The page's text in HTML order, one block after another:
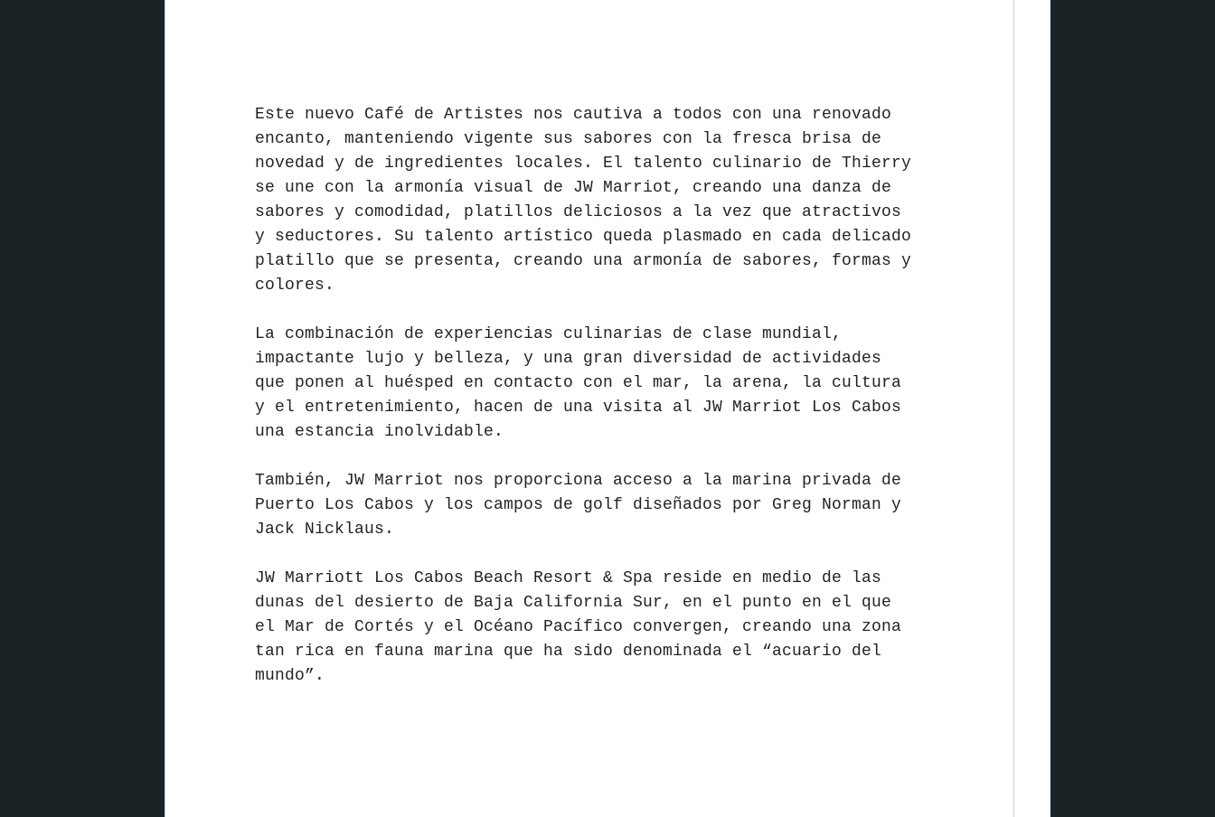
Este nuevo Café de Artistes nos cautiva a todos con una renovado
encanto, manteniendo vigente sus sabores con la fresca brisa de
novedad y de ingredientes locales. El talento culinario de Thierry
se une con la armonía visual de JW Marriot, creando una danza de
sabores y comodidad, platillos deliciosos a la vez que atractivos
y seductores. Su talento artístico queda plasmado en cada delicado
platillo que se presenta, creando una armonía de sabores, formas y
colores.
La combinación de experiencias culinarias de clase mundial,
impactante lujo y belleza, y una gran diversidad de actividades
que ponen al huésped en contacto con el mar, la arena, la cultura
y el entretenimiento, hacen de una visita al JW Marriot Los Cabos
una estancia inolvidable.
También, JW Marriot nos proporciona acceso a la marina privada de
Puerto Los Cabos y los campos de golf diseñados por Greg Norman y
Jack Nicklaus.
JW Marriott Los Cabos Beach Resort & Spa reside en medio de las
dunas del desierto de Baja California Sur, en el punto en el que
el Mar de Cortés y el Océano Pacífico convergen, creando una zona
tan rica en fauna marina que ha sido denominada el “acuario del
mundo”.